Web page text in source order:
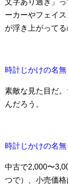
文字あり過ぎ」
ーカーやフェイ
が浮き上がってる
時計じかけの名
素敵な見た目だ
んだろう。
時計じかけの名
中古で2,000〜
つで）、小売価格